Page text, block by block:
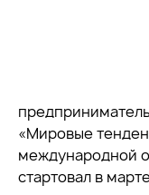
«Мировые
международной
стартовал в